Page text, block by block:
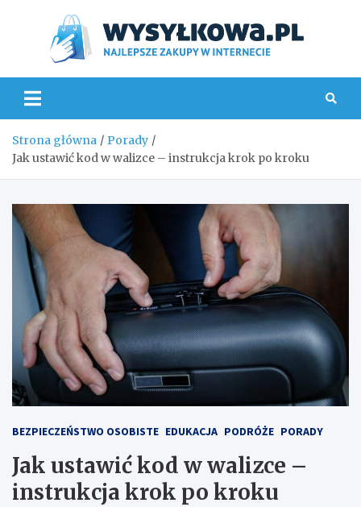
Strona główna
Porady
Jak ustawić kod w walizce – instrukcja krok po kroku
BEZPIECZEŃSTWO OSOBISTE EDUKACJA PODRÓŻE PORADY
Jak ustawić kod w walizce –
instrukcja krok po kroku